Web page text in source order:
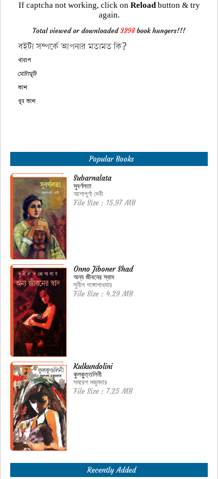
If captcha not working, click on Reloadbutton & try
again.
Total viewed or downloaded3298book hungers!!!
Popular Books
Subarnalata
সুবর্ণলতা
আশাপূর্ণা দেবী
File Size : 15.97 MB
Onno Jiboner Shad
অন্য জীবনের স্বাদ
সুনীল গঙ্গোপাধ্যায়
File Size : 4.29 MB
Kulkundolini
কুলকু্ত্তলিনী
সমরেশ মজুমদার
File Size : 7.25 MB
Recently Added